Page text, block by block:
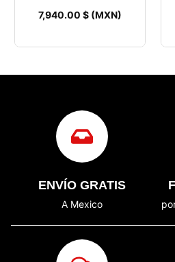
7,940.00 $ (MXN)
ENVÍO GRATIS
A Mexico